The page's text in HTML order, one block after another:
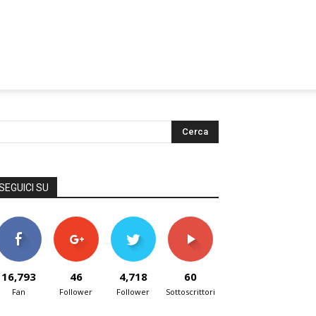
SU
16,793
Fan
46
Follower
4,718
Follower
60
Sottoscrittori